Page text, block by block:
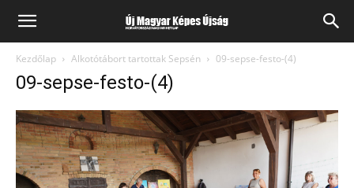
Kezdőlap Alkotótábort tartottak Sepsén 09-sepse-festo-(4)
09-sepse-festo-(4)